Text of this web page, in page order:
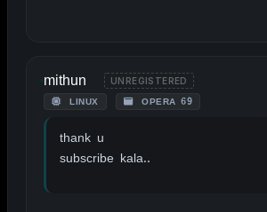
mithun UNREGISTERED
LINUX OPERA 69
thank u
subscribe kala..